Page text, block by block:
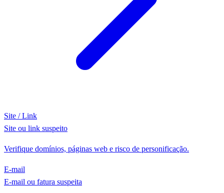
Site / Link
Site ou link suspeito
Verifique domínios, páginas web e risco de personificação.
E-mail
E-mail ou fatura suspeita